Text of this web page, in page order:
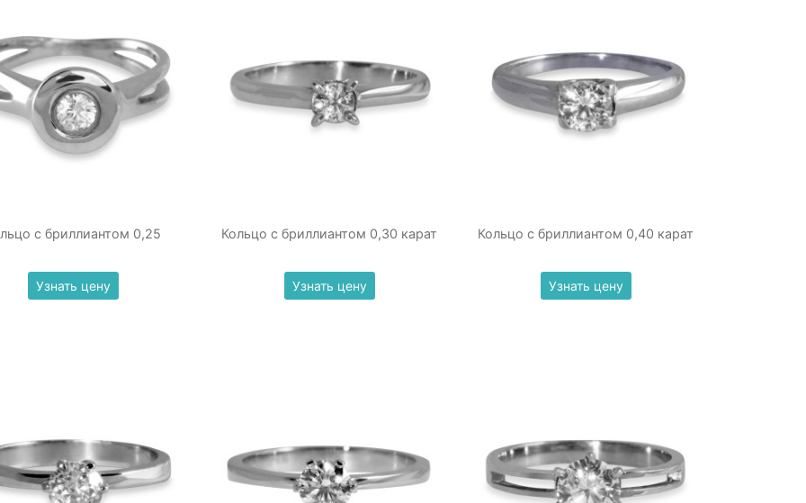
с бриллиантом 0,25
Узнать цену
Кольцо с бриллиантом 0,30 карат
Узнать цену
Кольцо с бриллиантом 0,40 карат
Узнать цену